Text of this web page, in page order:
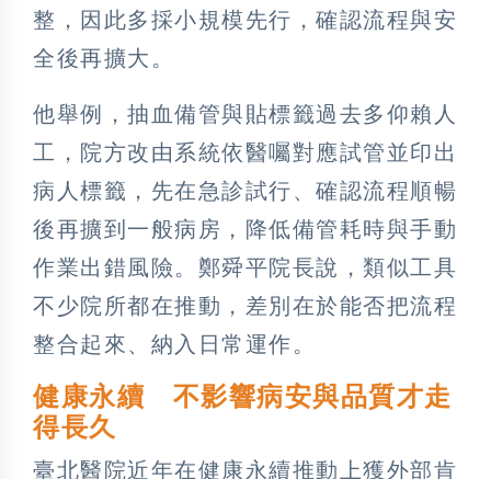
整，因此多採小規模先行，確認流程與安
全後再擴大。
他舉例，抽血備管與貼標籤過去多仰賴人
工，院方改由系統依醫囑對應試管並印出
病人標籤，先在急診試行、確認流程順暢
後再擴到一般病房，降低備管耗時與手動
作業出錯風險。鄭舜平院長說，類似工具
不少院所都在推動，差別在於能否把流程
整合起來、納入日常運作。
健康永續 不影響病安與品質才走
得長久
臺北醫院近年在健康永續推動上獲外部肯